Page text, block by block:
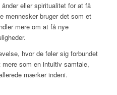
eller spiritualitet for at få
mennesker bruger det som et
mere om at få nye
hvor de føler sig forbundet
som en intuitiv samtale,
mærker indeni.